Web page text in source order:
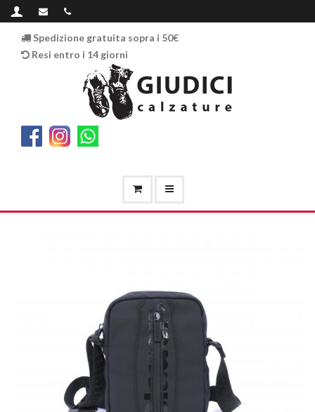
Spedizione gratuita sopra i 50€
Resi entro i 14 giorni